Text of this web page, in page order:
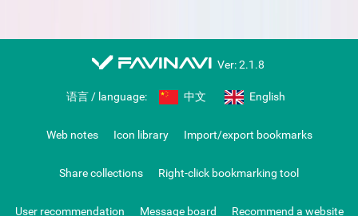
favinavi Ver: 2.1.8
语言 / language: 中文 English
Web notes Icon library Import/export bookmarks
Share collections Right-click bookmarking tool
User recommendation Message board Recommend a website